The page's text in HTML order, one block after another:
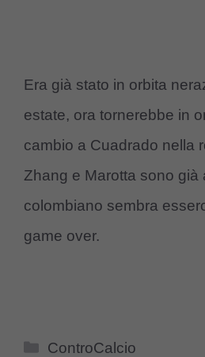
Era già stato in orbita
estate, ora tornerebbe in
cambio a Cuadrado nella
Zhang e Marotta sono già
colombiano sembra
game over.
Categorie
ControCalcio